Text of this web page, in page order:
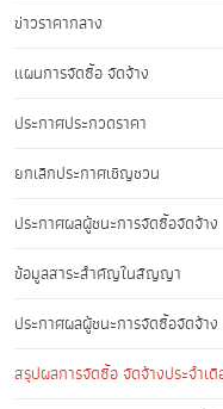
ข่าวราคากลาง
แผนการจัดซื้อ จัดจ้าง
ประกาศประกวดราคา
ยกเลิกประกาศเชิญชวน
ประกาศผลผู้ชนะการจัดซื้อจัดจ้าง
ข้อมูลสาระสำคัญในสัญญา
ประกาศผลผู้ชนะการจัดซื้อจัดจ้าง
สรุปผลการจัดซื้อ จัดจ้างประจำเ